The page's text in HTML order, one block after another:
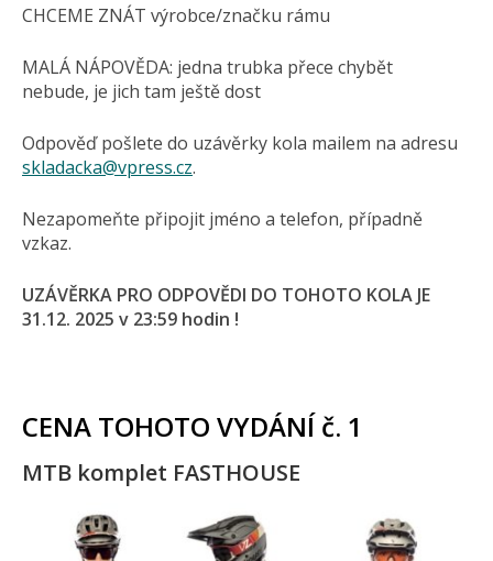
CHCEME ZNÁT výrobce/značku rámu
MALÁ NÁPOVĚDA: jedna trubka přece chybět
nebude, je jich tam ještě dost
Odpověď pošlete do uzávěrky kola mailem na adresu
skladacka@vpress.cz.
Nezapomeňte připojit jméno a telefon, případně
vzkaz.
UZÁVĚRKA PRO ODPOVĚDI DO TOHOTO KOLA JE
31.12. 2025 v 23:59 hodin !
CENA TOHOTO VYDÁNÍ č. 1
MTB komplet FASTHOUSE